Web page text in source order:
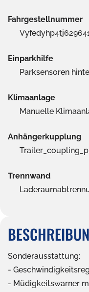
Fahrgestellnummer
Einparkhilfe
Parksensoren
Klimaanlage
Manuelle
Anhängerkupplung
Trennwand
Sonderausstattung:
Müdigkeitswarner